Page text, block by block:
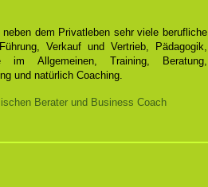
neben dem Privatleben sehr viele berufliche
Verkauf und Vertrieb, Pädagogik,
im Allgemeinen, Training, Beratung,
und natürlich Coaching.
Berater und Business Coach